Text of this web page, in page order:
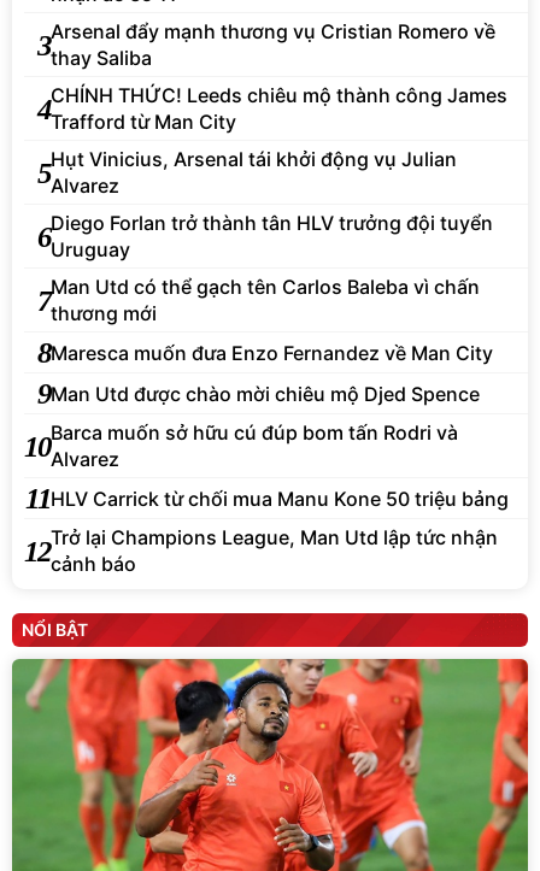
3Arsenal đẩy mạnh thương vụ Cristian Romero về
thay Saliba
4CHÍNH THỨC! Leeds chiêu mộ thành công James
Trafford từ Man City
5Hụt Vinicius, Arsenal tái khởi động vụ Julian
Alvarez
6Diego Forlan trở thành tân HLV trưởng đội tuyển
Uruguay
7Man Utd có thể gạch tên Carlos Baleba vì chấn
thương mới
8Maresca muốn đưa Enzo Fernandez về Man City
9Man Utd được chào mời chiêu mộ Djed Spence
10Barca muốn sở hữu cú đúp bom tấn Rodri và
Alvarez
11HLV Carrick từ chối mua Manu Kone 50 triệu bảng
12Trở lại Champions League, Man Utd lập tức nhận
cảnh báo
NỔI BẬT